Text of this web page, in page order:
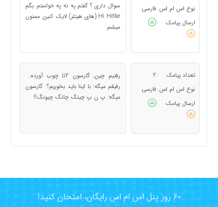
نوع اس ام اس : فارسی
ارسال پیامک
:
سوال داری ؟ گفتم په نه په خواستم بگم
Hi Hitler (های هیتلر) لایک کنین ممنون
میشم
تعداد پیامک :
2
نوع اس ام اس : فارسی
ارسال پیامک
:
رفتیم چین. گارسون ‏2تا چوب آورده.‏ ‏
رفیقم میگه:‏ با اینا باید بخوریم؟ ‏ گارسون
میگه:‏ پ ن پ چینگ چانگ چیونگ!!‏
60 روز پنل اس ام اس رایگان، امتحان کنید!